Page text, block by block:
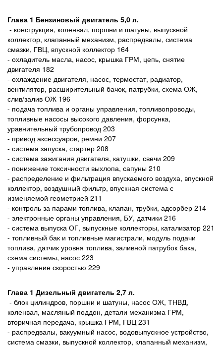
Глава 1 Бензиновый двигатель 5,0 л.
- конструкция, коленвал, поршни и шатуны, выпускной
коллектор, клапанный механизм, распредвалы, система
смазки, ГВЦ, впускной коллектор 164
- охладитель масла, насос, крышка ГРМ, цепь, снятие
двигателя 182
- охлаждение двигателя, насос, термостат, радиатор,
вентилятор, расширительный бачок, патрубки, схема ОЖ,
слив/залив ОЖ 196
- подача топлива и органы управления, топливопроводы,
топливные насосы высокого давления, форсунка,
уравнительный трубопровод 203
- привод аксессуаров, ремни 207
- система запуска, стартер 208
- система зажигания двигателя, катушки, свечи 209
- понижение токсичности выхлопа, сапуны 210
- распределение и фильтрация впускаемого воздуха, впускной
коллектор, воздушный фильтр, впускная система с
изменяемой геометрией 211
- контроль за парами топлива, клапан, трубки, адсорбер 214
- электронные органы управления, БУ, датчики 216
- система выпуска ОГ, выпускные коллекторы, катализатор 221
- топливный бак и топливные магистрали, модуль подачи
топлива, датчик уровня топлива, заливной патрубок бака,
схема системы, насос 223
- управление скоростью 229
Глава 1 Дизельный двигатель 2,7 л.
- блок цилиндров, поршни и шатуны, насос ОЖ, ТНВД,
коленвал, масляный поддон, детали механизма ГРМ,
вторичная передача, крышка ГРМ, ГВЦ 231
- распредвалы, вакуумный насос, водовыпускное устройство,
система смазки, выпускной коллектор, клапанный механизм,